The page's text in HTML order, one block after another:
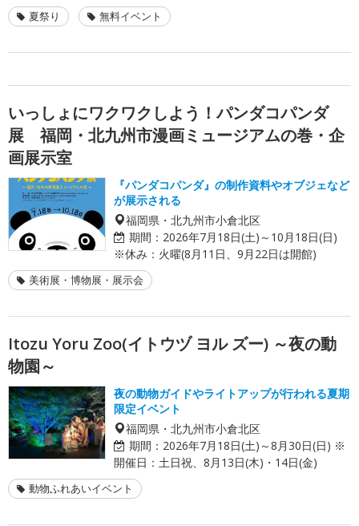
夏祭り 無料イベント
いっしょにワクワクしよう！パンダコパンダ
展 福岡・北九州市漫画ミュージアムの巻・企
画展示室
『パンダコパンダ』の制作資料やオブジェなど
が展示される
福岡県・北九州市小倉北区
期間： 2026年7月18日(土)～10月18日(日)
※休み：火曜(8月11日、9月22日は開館)
美術展・博物展・展示会
Itozu Yoru Zoo(イトウヅ ヨル ズー) ～夜の動
物園～
夜の動物ガイドやライトアップが行われる夏期
限定イベント
福岡県・北九州市小倉北区
期間： 2026年7月18日(土)～8月30日(日) ※
開催日：土日祝、8月13日(木)・14日(金)
動物ふれあいイベント